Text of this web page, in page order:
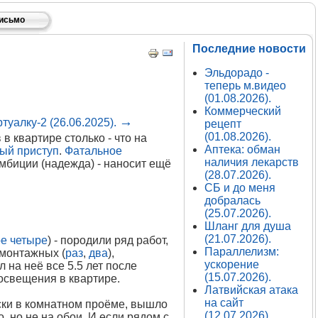
2 (26.06.2025). →
квартире столько - что на
приступ. Фатальное
(надежда) - наносит ещё
четыре) - породили ряд работ,
(раз, два),
неё все 5.5 лет после
в квартире.
в комнатном проёме, вышло
Последние новости
Эльдорадо -
теперь м.видео
(01.08.2026).
Коммерческий
рецепт
(01.08.2026).
Аптека: обман
наличия лекарств
(28.07.2026).
СБ и до меня
добралась
(25.07.2026).
Шланг для душа
(21.07.2026).
Параллелизм:
ускорение
(15.07.2026).
Латвийская атака
на сайт
(12.07.2026).